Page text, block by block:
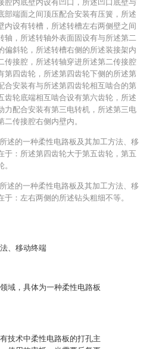
、移动终端
域，具体为一种柔性电路板
技术中柔性电路板的打孔主
腔内底壁内设有凹口，所述凹口底壁与
部端面之间顶压配合安装有压簧，所述
内设有转槽，所述转槽左右两侧壁之间
轴，所述转轴外表面固设有与所述第二
偏斜轮，所述转槽右侧的所述装接架内
传接腔，所述转轴穿进所述第二传接腔
第四齿轮，所述第四齿轮下侧的所述第
合安装有与所述第四齿轮相互啮合的第
齿轮底端相互啮合设有第六齿轮，所述
力配合安装有第三电转机，所述第三电
二传接腔右侧内壁内。
述的一种柔性电路板及其加工方法、移
于：所述第四齿轮大于第五齿轮，第五
述的一种柔性电路板及其加工方法、移
于：左右两侧的所述钻头粗细不等。